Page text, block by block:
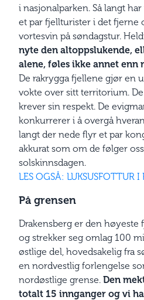
i nasjonalparken. Så langt
et par fjellturister i det fjerne
vortesvin på søndagstur.
nyte den altoppslukende,
alene, føles ikke annet enn
De rakrygga fjellene gjør en
vokte over sitt territorium.
krever sin respekt. De
konkurrerer i å overgå
langt der nede flyr et par
akkurat som om de følger
solskinnsdagen.
LES OGSÅ: LUKSUSFOTTUR
På grensen
Drakensberg er den høyeste
og strekker seg omlag 100
østlige del, hovedsakelig fra
en nordvestlig forlengelse
nordøstlige grense. Den
totalt 15 innganger og vi